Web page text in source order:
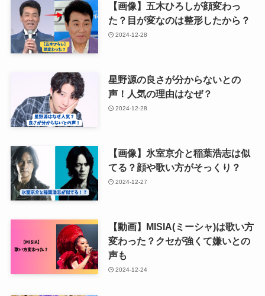
【画像】五木ひろしが顔変わっ
た？目が変なのは整形したから？
2024-12-28
星野源の良さが分からないとの
声！人気の理由はなぜ？
2024-12-28
【画像】氷室京介と稲葉浩志は似
てる？顔や歌い方がそっくり？
2024-12-27
【動画】MISIA(ミーシャ)は歌い方
変わった？クセが強くて嫌いとの
声も
2024-12-24